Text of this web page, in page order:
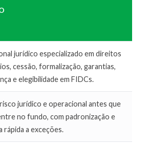
jurídico especializado em direitos
cessão, formalização, garantias,
e elegibilidade em FIDCs.
jurídico e operacional antes que
no fundo, com padronização e
rápida a exceções.